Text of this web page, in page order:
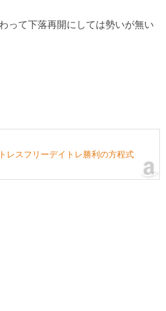
って下落再開にしては勢いが無い
レスフリーデイトレ勝利の方程式